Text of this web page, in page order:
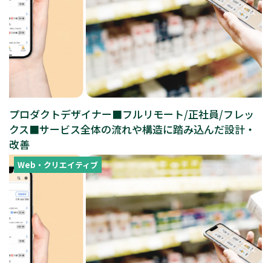
プロダクトデザイナー■フルリモート/正社員/フレッ
クス■サービス全体の流れや構造に踏み込んだ設計・
改善
Web・クリエイティブ